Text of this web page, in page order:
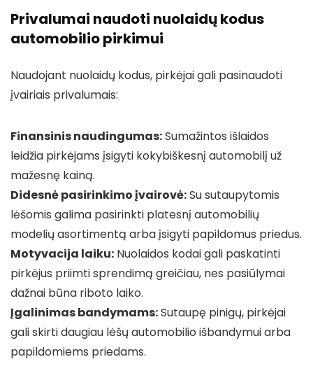
Privalumai naudoti nuolaidų kodus
automobilio pirkimui
Naudojant nuolaidų kodus, pirkėjai gali pasinaudoti
įvairiais privalumais:
Finansinis naudingumas:Sumažintos išlaidos
leidžia pirkėjams įsigyti kokybiškesnį automobilį už
mažesnę kainą.
Didesnė pasirinkimo įvairovė:Su sutaupytomis
lėšomis galima pasirinkti platesnį automobilių
modelių asortimentą arba įsigyti papildomus priedus.
Motyvacija laiku: Nuolaidos kodai gali paskatinti
pirkėjus priimti sprendimą greičiau, nes pasiūlymai
dažnai būna riboto laiko.
Įgalinimas bandymams:Sutaupę pinigų, pirkėjai
gali skirti daugiau lėšų automobilio išbandymui arba
papildomiems priedams.